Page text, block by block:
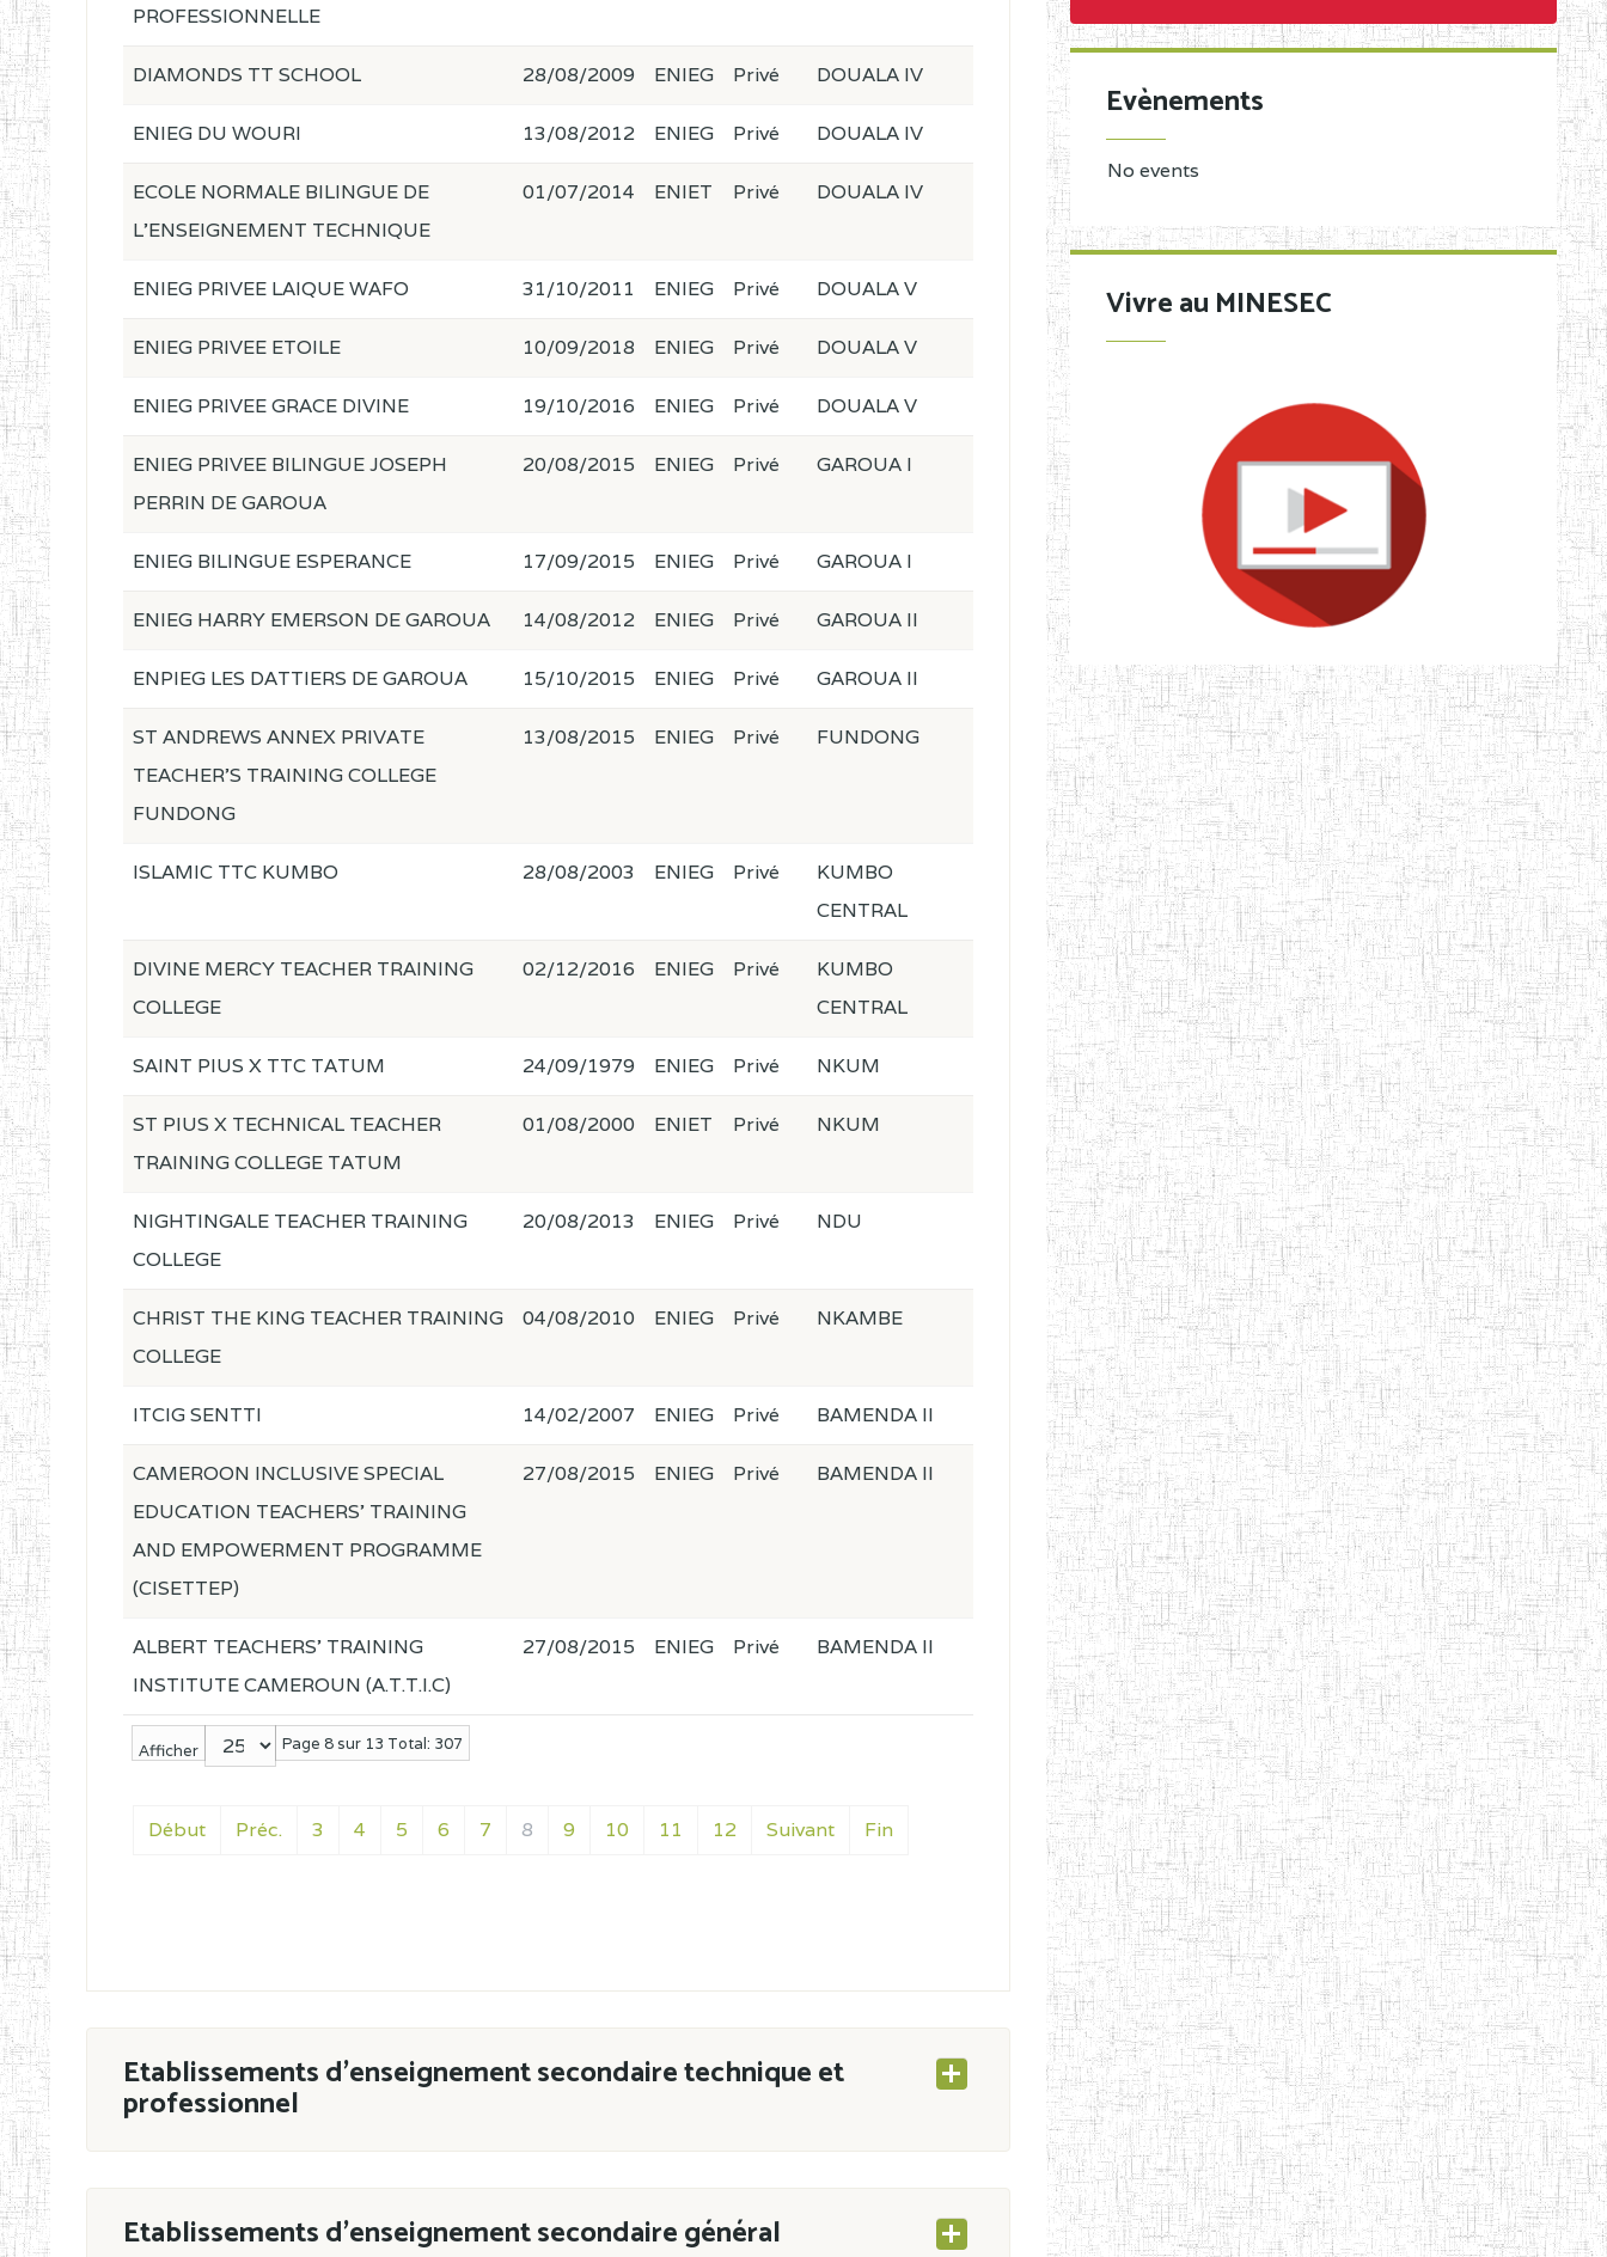
Afficher Page 8 sur 13 Total: 307
Début Préc. 3 4 5 6 7 8 9 10 11 12 Suivant Fin
PROFESSIONNELLE
DIAMONDS TT SCHOOL 28/08/2009 ENIEG Privé DOUALA IV
ENIEG DU WOURI 13/08/2012 ENIEG Privé DOUALA IV
ECOLE NORMALE BILINGUE DE
L'ENSEIGNEMENT TECHNIQUE
01/07/2014 ENIET Privé DOUALA IV
ENIEG PRIVEE LAIQUE WAFO 31/10/2011 ENIEG Privé DOUALA V
ENIEG PRIVEE ETOILE 10/09/2018 ENIEG Privé DOUALA V
ENIEG PRIVEE GRACE DIVINE 19/10/2016 ENIEG Privé DOUALA V
ENIEG PRIVEE BILINGUE JOSEPH
PERRIN DE GAROUA
20/08/2015 ENIEG Privé GAROUA I
ENIEG BILINGUE ESPERANCE 17/09/2015 ENIEG Privé GAROUA I
ENIEG HARRY EMERSON DE GAROUA 14/08/2012 ENIEG Privé GAROUA II
ENPIEG LES DATTIERS DE GAROUA 15/10/2015 ENIEG Privé GAROUA II
ST ANDREWS ANNEX PRIVATE
TEACHER'S TRAINING COLLEGE
FUNDONG
13/08/2015 ENIEG Privé FUNDONG
ISLAMIC TTC KUMBO 28/08/2003 ENIEG Privé
KUMBO
CENTRAL
DIVINE MERCY TEACHER TRAINING
COLLEGE
02/12/2016 ENIEG Privé
KUMBO
CENTRAL
SAINT PIUS X TTC TATUM 24/09/1979 ENIEG Privé NKUM
ST PIUS X TECHNICAL TEACHER
TRAINING COLLEGE TATUM
01/08/2000 ENIET Privé NKUM
NIGHTINGALE TEACHER TRAINING
COLLEGE
20/08/2013 ENIEG Privé NDU
CHRIST THE KING TEACHER TRAINING
COLLEGE
04/08/2010 ENIEG Privé NKAMBE
ITCIG SENTTI 14/02/2007 ENIEG Privé BAMENDA II
CAMEROON INCLUSIVE SPECIAL
EDUCATION TEACHERS' TRAINING
AND EMPOWERMENT PROGRAMME
(CISETTEP)
27/08/2015 ENIEG Privé BAMENDA II
ALBERT TEACHERS' TRAINING
INSTITUTE CAMEROUN (A.T.T.I.C)
27/08/2015 ENIEG Privé BAMENDA II
Etablissements d'enseignement secondaire technique et
professionnel
ESTP
Etablissements d'enseignement secondaire général
Evènements
No events
Vivre au MINESEC